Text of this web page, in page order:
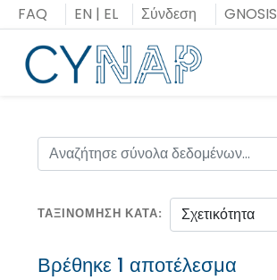
Μεταπήδηση
στο
περιεχόμενο
FAQ EN | EL Σύνδεση GNOSIS
ΤΑΞΙΝΌΜΗΣΗ ΚΑΤΆ
Βρέθηκε 1 αποτέλεσμα